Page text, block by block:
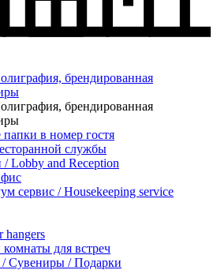
брендированная
брендированная
в номер гостя
службы
Lobby and Reception
сервис / Housekeeping service
hangers
для встреч
Сувениры / Подарки